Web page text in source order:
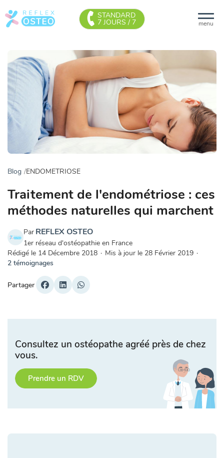
menu
STANDARD
7 JOURS / 7
Blog ENDOMETRIOSE
Traitement de l'endométriose : ces
méthodes naturelles qui marchent
Par REFLEX OSTEO
1er réseau d'ostéopathie en France
Rédigé le 14 Décembre 2018 · Mis à jour le 28 Février 2019 ·
2 témoignages
Partager
Consultez un ostéopathe agréé près de chez
vous.
Prendre un RDV